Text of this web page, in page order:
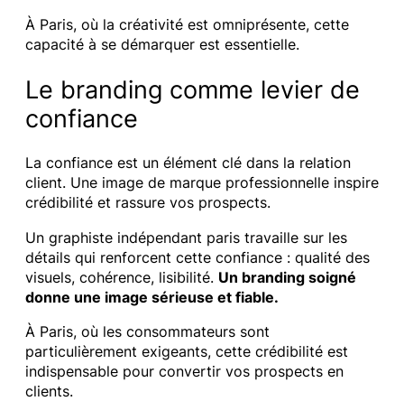
À Paris, où la créativité est omniprésente, cette
capacité à se démarquer est essentielle.
Le branding comme levier de
confiance
La confiance est un élément clé dans la relation
client. Une image de marque professionnelle inspire
crédibilité et rassure vos prospects.
Un graphiste indépendant paris travaille sur les
détails qui renforcent cette confiance : qualité des
visuels, cohérence, lisibilité. Un branding soigné
donne une image sérieuse et fiable.
À Paris, où les consommateurs sont
particulièrement exigeants, cette crédibilité est
indispensable pour convertir vos prospects en
clients.